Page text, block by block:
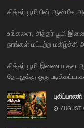
சித்தர் பூமியின் ஆன்மீக
உங்களை, சித்தர் பூமி
நாங்கள் மட்டற்ற மகிழ்ச்சி
சித்தர் பூமி இணைய
தேடலுக்கு ஒரு
AUGUST